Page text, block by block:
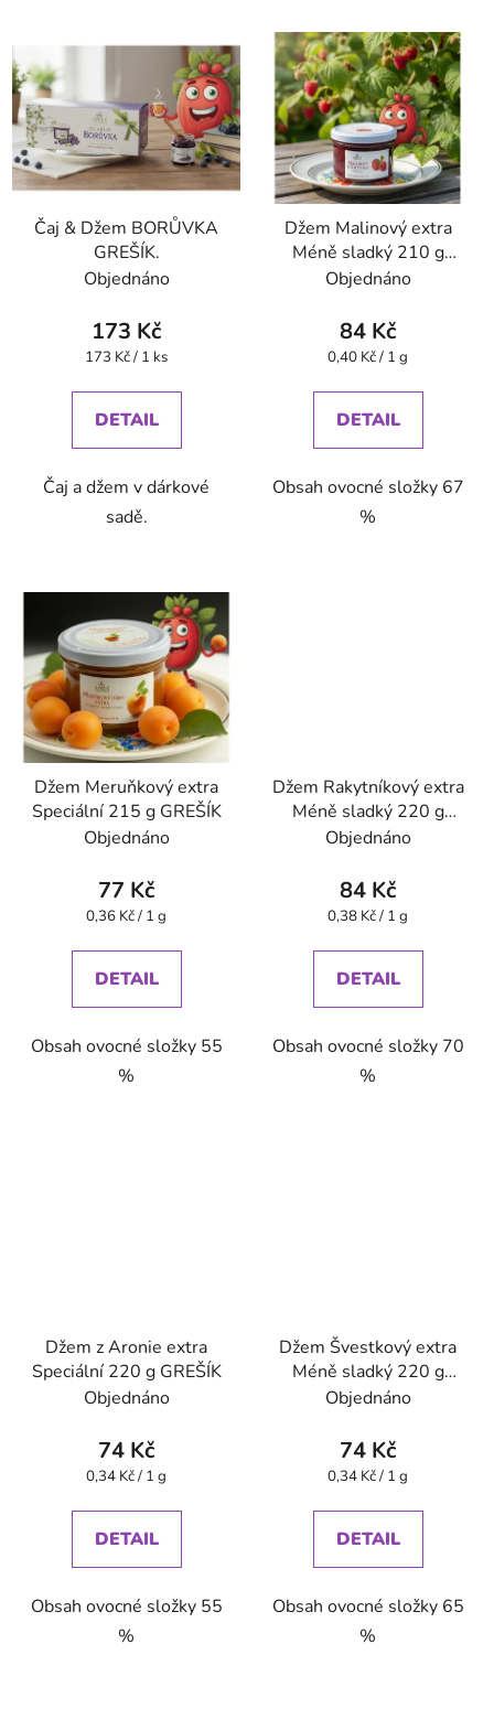
Čaj & Džem BORŮVKA
GREŠÍK.
Objednáno
173 Kč
Měrná
173 Kč / 1 ks
DETAIL
Čaj a džem v dárkové
sadě.
Džem Malinový extra
Méně sladký 210 g
GREŠÍK
Objednáno
84 Kč
Měrná
0,40 Kč / 1 g
DETAIL
Obsah ovocné složky 67
%
Džem Meruňkový extra
Speciální 215 g GREŠÍK
Objednáno
77 Kč
Měrná
0,36 Kč / 1 g
DETAIL
Obsah ovocné složky 55
%
Džem Rakytníkový extra
Méně sladký 220 g
GREŠÍK
Objednáno
84 Kč
Měrná
0,38 Kč / 1 g
DETAIL
Obsah ovocné složky 70
%
Džem z Aronie extra
Speciální 220 g GREŠÍK
Objednáno
74 Kč
Měrná
0,34 Kč / 1 g
DETAIL
Obsah ovocné složky 55
%
Džem Švestkový extra
Méně sladký 220 g
GREŠÍK
Objednáno
74 Kč
Měrná
0,34 Kč / 1 g
DETAIL
Obsah ovocné složky 65
%